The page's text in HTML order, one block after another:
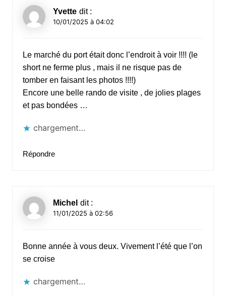
Yvette dit :
10/01/2025 à 04:02
Le marché du port était donc l’endroit à voir !!!! (le
short ne ferme plus , mais il ne risque pas de
tomber en faisant les photos !!!!)
Encore une belle rando de visite , de jolies plages
et pas bondées …
chargement…
Répondre
Michel dit :
11/01/2025 à 02:56
Bonne année à vous deux. Vivement l’été que l’on
se croise
chargement…